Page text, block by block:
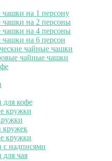
на 1 персону
на 2 персоны
на 4 персоны
на 6 персон
чайные чашки
чайные чашки
кофе
кружки
кружек
кружки
надписями
чая